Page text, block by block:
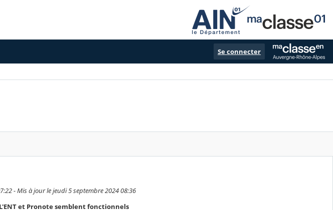
Se connecter
- Mis à jour le jeudi 5 septembre 2024 08:36
L'ENT et Pronote semblent fonctionnels